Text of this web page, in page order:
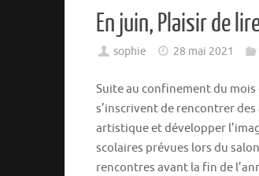
En juin, Plaisir de
sophie 28 mai 2021
Suite au confinement du mois
s’inscrivent de rencontrer
artistique et développer
scolaires prévues lors du
rencontres avant la fin de